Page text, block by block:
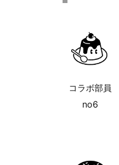
コラボ部員
no6